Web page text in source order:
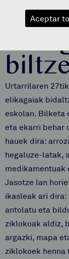
Urtarrilaren
elikagaiak
eskolan. Bilketa
eta ekarri behar
hauek dira:
hegaluze-latak,
medikamentuak
Jasotze lan
ikasleak ari
antolatu eta
ziklokoak aldiz,
argazki, mapa
ziklokoek henna
Aceptar